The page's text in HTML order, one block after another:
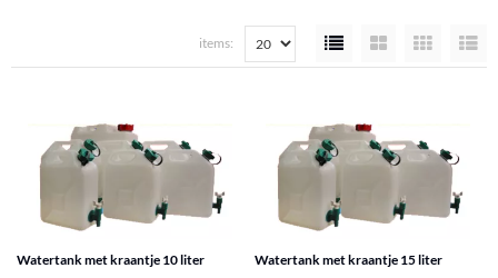
items:
Watertank met kraantje 10 liter Watertank met kraantje 15 liter